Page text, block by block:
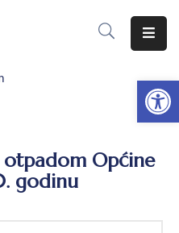
Općine
godinu